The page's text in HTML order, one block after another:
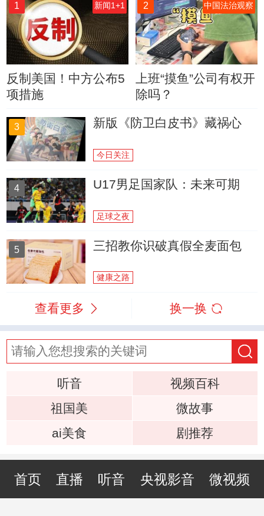
1 新闻1+1
反制美国！中方公布5
项措施
2 中国法治观察
上班“摸鱼”公司有权开
除吗？
3 新版《防卫白皮书》藏祸心
今日关注
4 U17男足国家队：未来可期
足球之夜
5 三招教你识破真假全麦面包
健康之路
查看更多 换一换
听音
视频百科
祖国美
微故事
ai美食
剧推荐
首页 直播 听音 央视影音 微视频